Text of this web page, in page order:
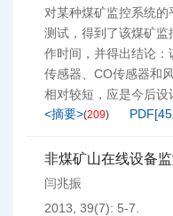
对某种煤矿监控系统
测试，得到了该煤矿
作时间，并得出结论
传感器、CO传感器和
相对较短，应是今后设
<摘要>(209) PDF[
非煤矿山在线设备
闫兆振
2013, 39(7): 5-7.